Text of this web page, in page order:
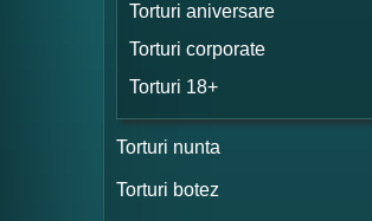
Torturi aniversare
Torturi corporate
Torturi 18+
Torturi nunta
Torturi botez